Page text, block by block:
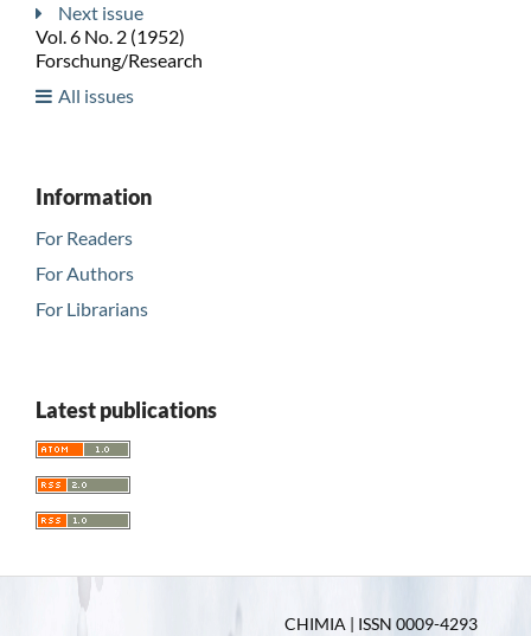
Next issue
Vol. 6 No. 2 (1952)
Forschung/Research
All issues
Information
For Readers
For Authors
For Librarians
Latest publications
CHIMIA | ISSN 0009-4293